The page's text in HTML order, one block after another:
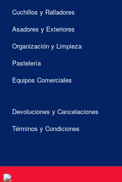
Cuchillos y Ralladores
Asadores y Exteriores
Organización y Limpieza
Pastelería
Equipos Comerciales
Devoluciones y Cancelaciones
Términos y Condiciones